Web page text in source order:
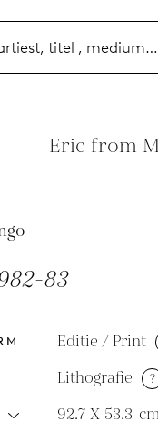
Eric from
83
Editie / Print
Lithografie ?
92.7 X 53.3